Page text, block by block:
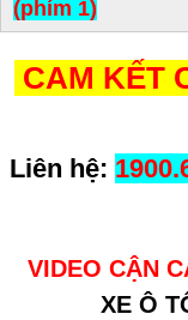
(phím 1)
CAM KẾT
Liên hệ:
VIDEO CẬN
XE Ô